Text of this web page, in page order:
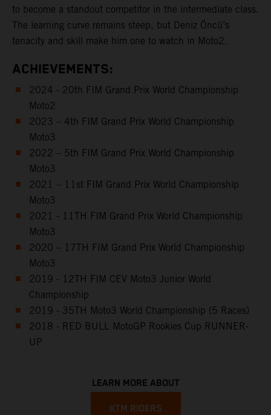
to become a standout competitor in the intermediate class.
The learning curve remains steep, but Deniz Öncü’s
tenacity and skill make him one to watch in Moto2.
ACHIEVEMENTS:
2024 - 20th FIM Grand Prix World Championship
Moto2
2023 – 4th FIM Grand Prix World Championship
Moto3
2022 – 5th FIM Grand Prix World Championship
Moto3
2021 – 11st FIM Grand Prix World Championship
Moto3
2021 - 11TH FIM Grand Prix World Championship
Moto3
2020 – 17TH FIM Grand Prix World Championship
Moto3
2019 - 12TH FIM CEV Moto3 Junior World
Championship
2019 - 35TH Moto3 World Championship (5 Races)
2018 - RED BULL MotoGP Rookies Cup RUNNER-
UP
LEARN MORE ABOUT
KTM RIDERS